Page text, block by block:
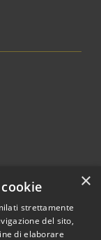
×
strettamente
del sito,
di elaborare